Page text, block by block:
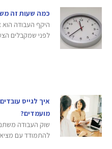
כמה שעות זה
היקף העבודה
לפני שמקבלים
איך לגייס
מועמדים?
שוק העבודה
להתמודד עם